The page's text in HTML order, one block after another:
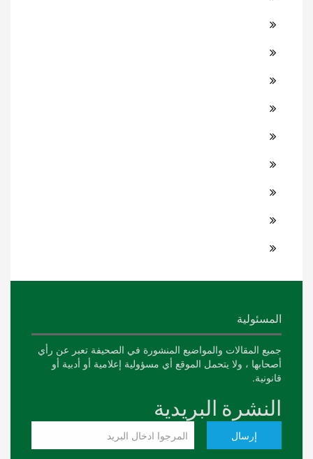
المسئولية
جميع المقالات والمواضيع المنشورة في الصحيفة تعبر عن رأي
أصحابها ، ولا يتحمل الموقع أي مسؤولية إعلامية أو أدبية أو
قانونية.
النشرة البريدية